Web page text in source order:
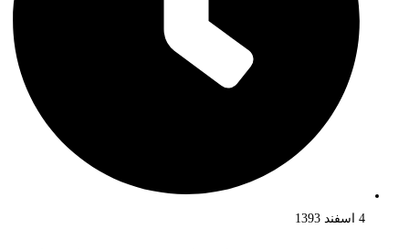
4 اسفند 1393